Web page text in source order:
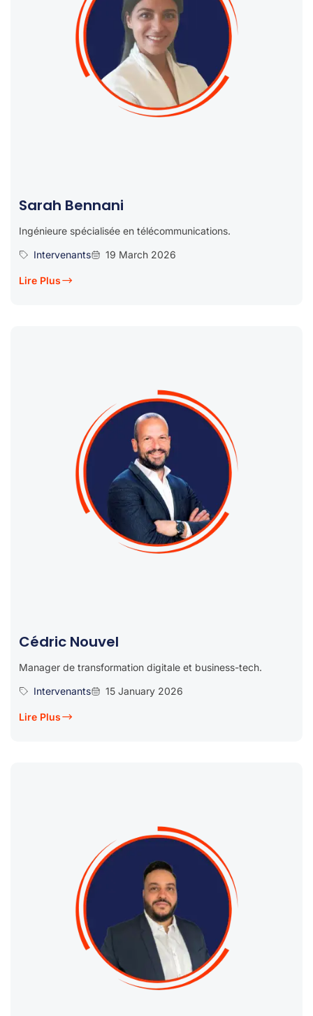
Sarah Bennani
Ingénieure spécialisée en télécommunications.
Intervenants
19 March 2026
Lire Plus
Cédric Nouvel
Manager de transformation digitale et business-tech.
Intervenants
15 January 2026
Lire Plus